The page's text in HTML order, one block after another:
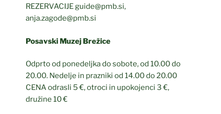
REZERVACIJE guide@pmb.si,
anja.zagode@pmb.si
Posavski Muzej Brežice
Odprto od ponedeljka do sobote, od 10.00 do
20.00. Nedelje in prazniki od 14.00 do 20.00
CENA odrasli 5 €, otroci in upokojenci 3 €,
družine 10 €